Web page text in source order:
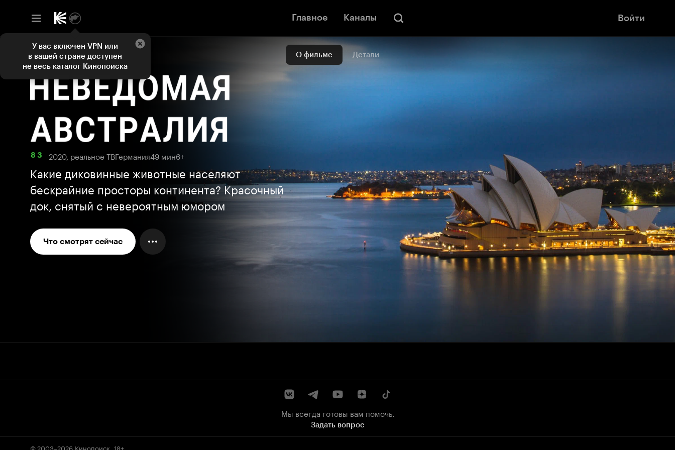
Главное Каналы Войти
О фильме Детали
8 3 2020, реальное ТВГермания49 мин6+
Какие диковинные животные населяют
бескрайние просторы континента? Красочный
док, снятый с невероятным юмором
Что смотрят сейчас
Мы всегда готовы вам помочь.
Задать вопрос
© 2003–2026 Кинопоиск 18+
У вас включен VPN или
в вашей стране доступен
не весь каталог Кинопоиска